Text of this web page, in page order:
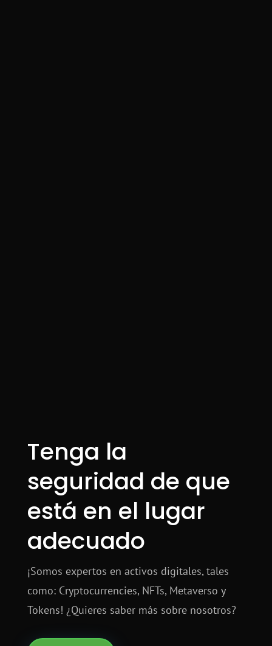
Tenga la
seguridad de que
está en el lugar
adecuado
¡Somos expertos en activos digitales, tales
como: Cryptocurrencies, NFTs, Metaverso y
Tokens! ¿Quieres saber más sobre nosotros?